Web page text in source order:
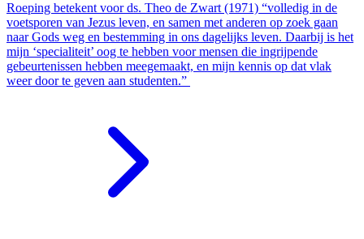
Roeping betekent voor ds. Theo de Zwart (1971) “volledig in de
voetsporen van Jezus leven, en samen met anderen op zoek gaan
naar Gods weg en bestemming in ons dagelijks leven. Daarbij is het
mijn ‘specialiteit’ oog te hebben voor mensen die ingrijpende
gebeurtenissen hebben meegemaakt, en mijn kennis op dat vlak
weer door te geven aan studenten.”